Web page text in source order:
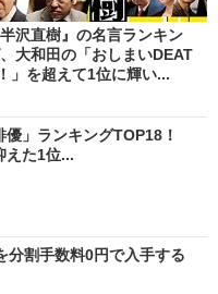
半沢直樹』の名言ランキン
大和田の「おしまいDEAT
」を超えて1位に輝い...
優」ランキングTOP18！
えた1位...
割手数料0円で入手する